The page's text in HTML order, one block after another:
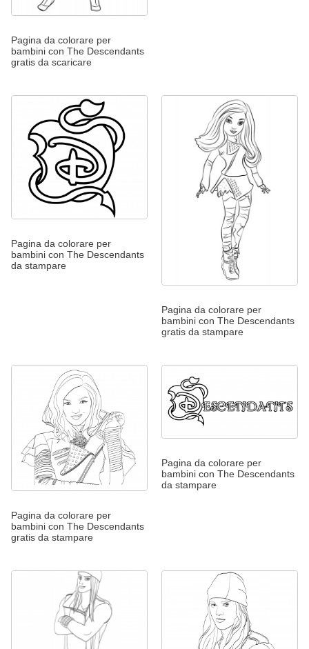
Pagina da colorare per
bambini con The Descendants
gratis da scaricare
Pagina da colorare per
bambini con The Descendants
da stampare
Pagina da colorare per
bambini con The Descendants
gratis da stampare
Pagina da colorare per
bambini con The Descendants
gratis da stampare
Pagina da colorare per
bambini con The Descendants
da stampare